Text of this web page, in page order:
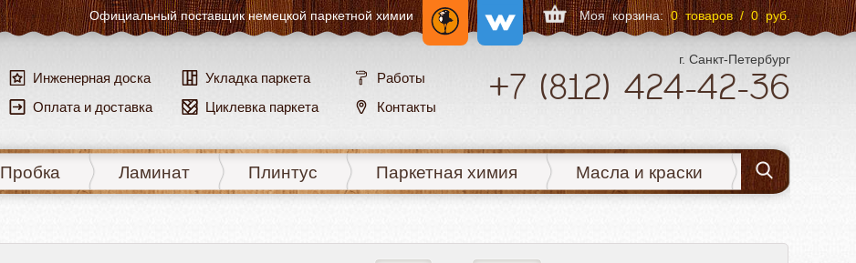
Моя корзина:0 товаров / 0 руб.
Официальный поставщикнемецкой паркетной химии
Инженерная доска
Оплата и доставка
Укладка паркета
Циклевка паркета
Работы
Контакты
г. Санкт-Петербург
+7 (812) 424-42-36
Пробка Ламинат Плинтус Паркетная химия Масла и краски